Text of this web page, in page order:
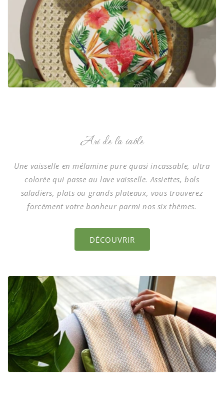
Art de la table
Une vaisselle en mélamine pure quasi incassable, ultra
colorée qui passe au lave vaisselle. Assiettes, bols
saladiers, plats ou grands plateaux, vous trouverez
forcément votre bonheur parmi nos six thèmes.
DÉCOUVRIR